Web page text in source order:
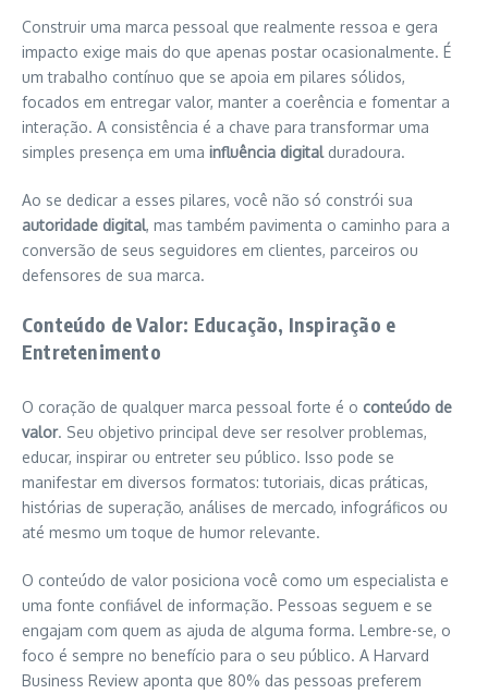
Construir uma marca pessoal que realmente ressoa e gera
impacto exige mais do que apenas postar ocasionalmente. É
um trabalho contínuo que se apoia em pilares sólidos,
focados em entregar valor, manter a coerência e fomentar a
interação. A consistência é a chave para transformar uma
simples presença em uma influência digitalduradoura.
Ao se dedicar a esses pilares, você não só constrói sua
autoridade digital, mas também pavimenta o caminho para a
conversão de seus seguidores em clientes, parceiros ou
defensores de sua marca.
Conteúdo de Valor: Educação, Inspiração e
Entretenimento
O coração de qualquer marca pessoal forte é o conteúdo de
valor. Seu objetivo principal deve ser resolver problemas,
educar, inspirar ou entreter seu público. Isso pode se
manifestar em diversos formatos: tutoriais, dicas práticas,
histórias de superação, análises de mercado, infográficos ou
até mesmo um toque de humor relevante.
O conteúdo de valor posiciona você como um especialista e
uma fonte confiável de informação. Pessoas seguem e se
engajam com quem as ajuda de alguma forma. Lembre-se, o
foco é sempre no benefício para o seu público. A Harvard
Business Review aponta que 80% das pessoas preferem